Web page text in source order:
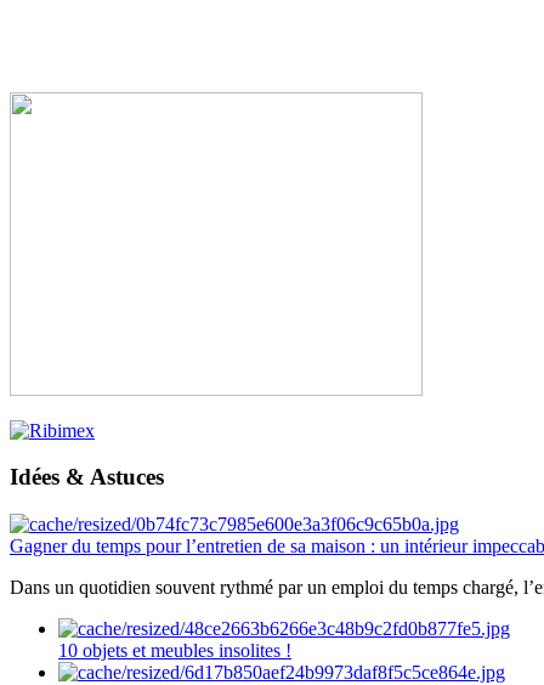
Idées & Astuces
Gagner du temps pour l’entretien de sa maison : un intérieur
Dans un quotidien souvent rythmé par un emploi du temps chargé,
10 objets et meubles insolites !